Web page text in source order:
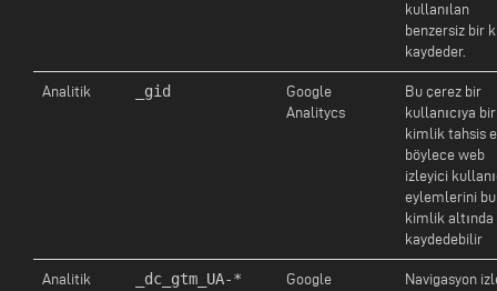
kullanılan
benzersiz bir
kaydeder.
Analitik _gid
Google
Analitycs
Bu çerez bir
kullanıcıya bir
kimlik tahsis
böylece web
izleyici
eylemlerini bu
kimlik altında
kaydedebilir
Analitik _dc_gtm_UA-*
Google
Navigasyon